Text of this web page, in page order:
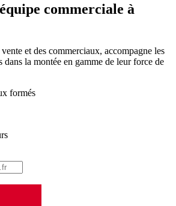
commerciale à
et des commerciaux, accompagne les
dans la montée en gamme de leur force de
formés